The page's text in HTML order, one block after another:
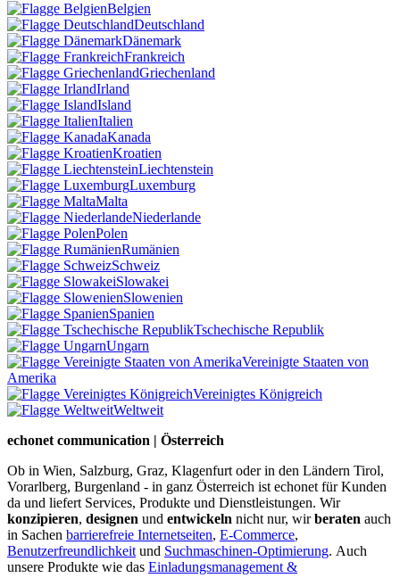
Belgien
Deutschland
Dänemark
Frankreich
Griechenland
Irland
Island
Italien
Kanada
Kroatien
Liechtenstein
Luxemburg
Malta
Niederlande
Polen
Rumänien
Schweiz
Slowakei
Slowenien
Spanien
Tschechische Republik
Ungarn
Vereinigte Staaten von
Amerika
Vereinigtes Königreich
Weltweit
echonet communication | Österreich
Ob in Wien, Salzburg, Graz, Klagenfurt oder in den Ländern Tirol,
Vorarlberg, Burgenland - in ganz Österreich ist echonet für Kunden
da und liefert Services, Produkte und Dienstleistungen. Wir
konzipieren, designen und entwickeln nicht nur, wirberaten auch
in Sachen barrierefreie Internetseiten, E-Commerce,
Benutzerfreundlichkeit und Suchmaschinen-Optimierung. Auch
unsere Produkte wie das Einladungsmanagement &